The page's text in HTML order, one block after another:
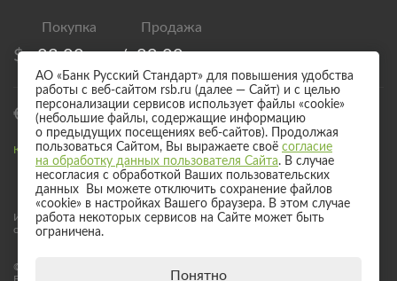
$ 83,00 / 89,00
€ 95,00 / 101,00
Курс валют для безналичного обмена
Информация о процентных ставках по договорам банковского вклада
с физическими лицами
© 2017 - 2026 АО «Банк Русский Стандарт». Универсальная лицензия
АО «Банк Русский Стандарт» для повышения удобства
работы с веб-сайтом rsb.ru (далее — Сайт) и с целью
персонализации сервисов использует файлы «cookie»
(небольшие файлы, содержащие информацию
о предыдущих посещениях веб-сайтов). Продолжая
пользоваться Сайтом, Вы выражаете своё согласие
на обработку данных пользователя Сайта. В случае
несогласия с обработкой Ваших пользовательских
данных Вы можете отключить сохранение файлов
«cookie» в настройках Вашего браузера. В этом случае
работа некоторых сервисов на Сайте может быть
ограничена.
Понятно